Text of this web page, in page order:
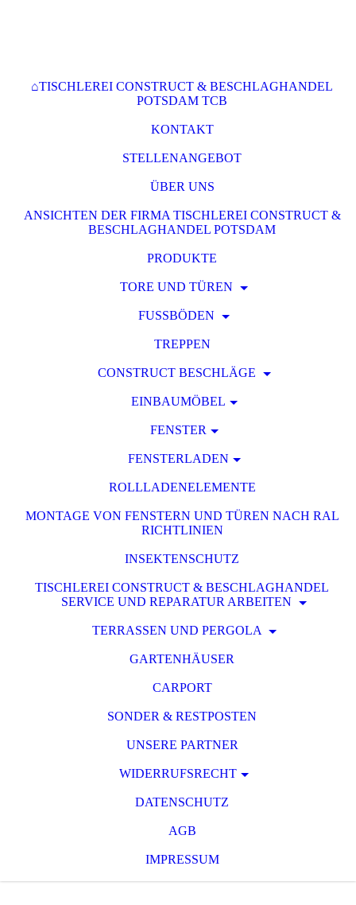
⌂TISCHLEREI CONSTRUCT & BESCHLAGHANDEL
POTSDAM TCB
KONTAKT
STELLENANGEBOT
ÜBER UNS
ANSICHTEN DER FIRMA TISCHLEREI CONSTRUCT &
BESCHLAGHANDEL POTSDAM
PRODUKTE
TORE UND TÜREN
FUSSBÖDEN
TREPPEN
CONSTRUCT BESCHLÄGE
EINBAUMÖBEL
FENSTER
FENSTERLADEN
ROLLLADENELEMENTE
MONTAGE VON FENSTERN UND TÜREN NACH RAL
RICHTLINIEN
INSEKTENSCHUTZ
TISCHLEREI CONSTRUCT & BESCHLAGHANDEL
SERVICE UND REPARATUR ARBEITEN
TERRASSEN UND PERGOLA
GARTENHÄUSER
CARPORT
SONDER & RESTPOSTEN
UNSERE PARTNER
WIDERRUFSRECHT
DATENSCHUTZ
AGB
IMPRESSUM